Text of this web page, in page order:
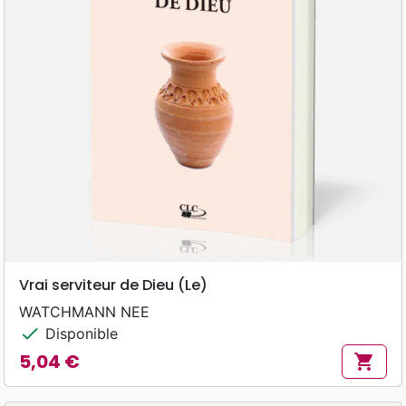
Vrai serviteur de Dieu (Le)
WATCHMANN NEE
check Disponible
Prix
5,04 € shopping_cart